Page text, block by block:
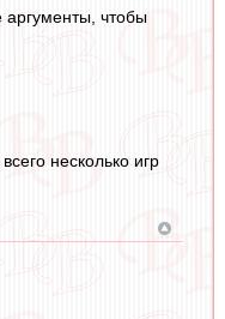
чтобы
несколько игр